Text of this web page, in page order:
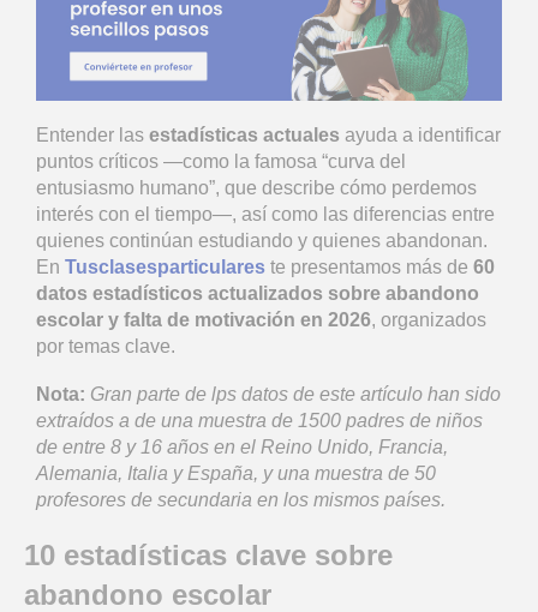
Entender las estadísticas actuales ayuda a identificar
puntos críticos —como la famosa “curva del
entusiasmo humano”, que describe cómo perdemos
interés con el tiempo—, así como las diferencias entre
quienes continúan estudiando y quienes abandonan.
En Tusclasesparticulares te presentamos más de 60
datos estadísticos actualizados sobre abandono
escolar y falta de motivación en 2026, organizados
por temas clave.
Nota: Gran parte de lps datos de este artículo han sido
extraídos a de una muestra de 1500 padres de niños
de entre 8 y 16 años en el Reino Unido, Francia,
Alemania, Italia y España, y una muestra de 50
profesores de secundaria en los mismos países.
10 estadísticas clave sobre
abandono escolar